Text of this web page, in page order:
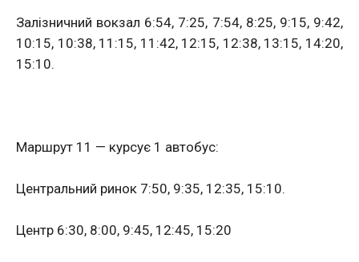
Залізничний вокзал 6:54, 7:25, 7:54, 8:25, 9:15, 9:42,
10:15, 10:38, 11:15, 11:42, 12:15, 12:38, 13:15, 14:20,
15:10.
Маршрут 11 — курсує 1 автобус:
Центральний ринок 7:50, 9:35, 12:35, 15:10.
Центр 6:30, 8:00, 9:45, 12:45, 15:20